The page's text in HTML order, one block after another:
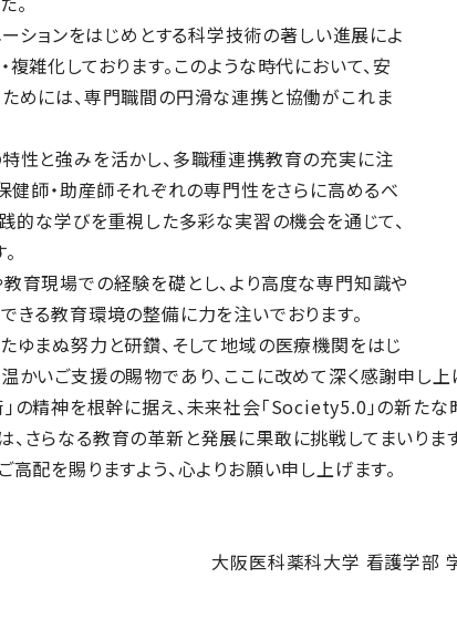
ションをはじめとする科学技術の著しい進展によ
雑化しております。このような時代において、安
めには、専門職間の円滑な連携と協働がこれま
性と強みを活かし、多職種連携教育の充実に注
健師・助産師それぞれの専門性をさらに高めるべ
践的な学びを重視した多彩な実習の機会を通じて、
育現場での経験を礎とし、より高度な専門知識や
きる教育環境の整備に力を注いでおります。
ゆまぬ努力と研鑽、そして地域の医療機関をはじ
かいご支援の賜物であり、ここに改めて深く感謝申し上
の精神を根幹に据え、未来社会「Society5.0」の新た
さらなる教育の革新と発展に果敢に挑戦してまいります
配を賜りますよう、心よりお願い申し上げます。
大阪医科薬科大学 看護学